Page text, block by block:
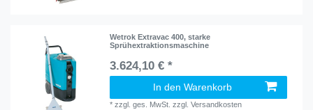
Wetrok Extravac 400, starke
Sprühextraktionsmaschine
3.624,10 € *
In den Warenkorb
*zzgl. ges. MwSt. zzgl.Versandkosten